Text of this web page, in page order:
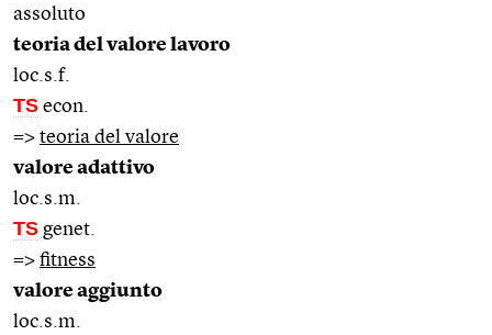
assoluto
teoria del valore lavoro
loc.s.f.
TS econ.
=> teoria del valore
valore adattivo
loc.s.m.
TS genet.
=> fitness
valore aggiunto
loc.s.m.